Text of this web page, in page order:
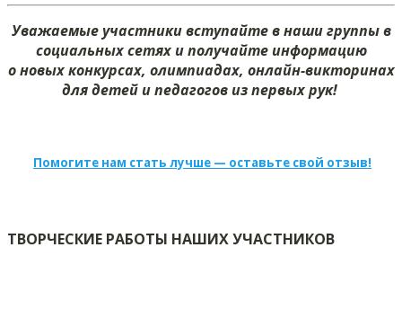
Уважаемые участники вступайте в наши группы в
социальных сетях и получайте информацию
о новых конкурсах, олимпиадах, онлайн-викторинах
для детей и педагогов из первых рук!
Помогите нам стать лучше — оставьте свой отзыв!
ТВОРЧЕСКИЕ РАБОТЫ НАШИХ УЧАСТНИКОВ